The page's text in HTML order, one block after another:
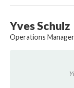
Yves Schulz
Operations